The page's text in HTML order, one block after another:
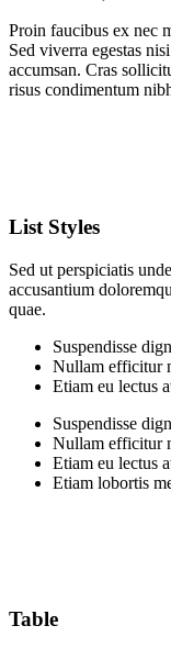
Proin faucibus ex nec
Sed viverra egestas
accumsan. Cras
risus condimentum
List Styles
Sed ut perspiciatis
accusantium
quae.
Suspendisse
Nullam efficitur
Etiam eu lectus
Suspendisse
Nullam efficitur
Etiam eu lectus
Etiam lobortis
Table